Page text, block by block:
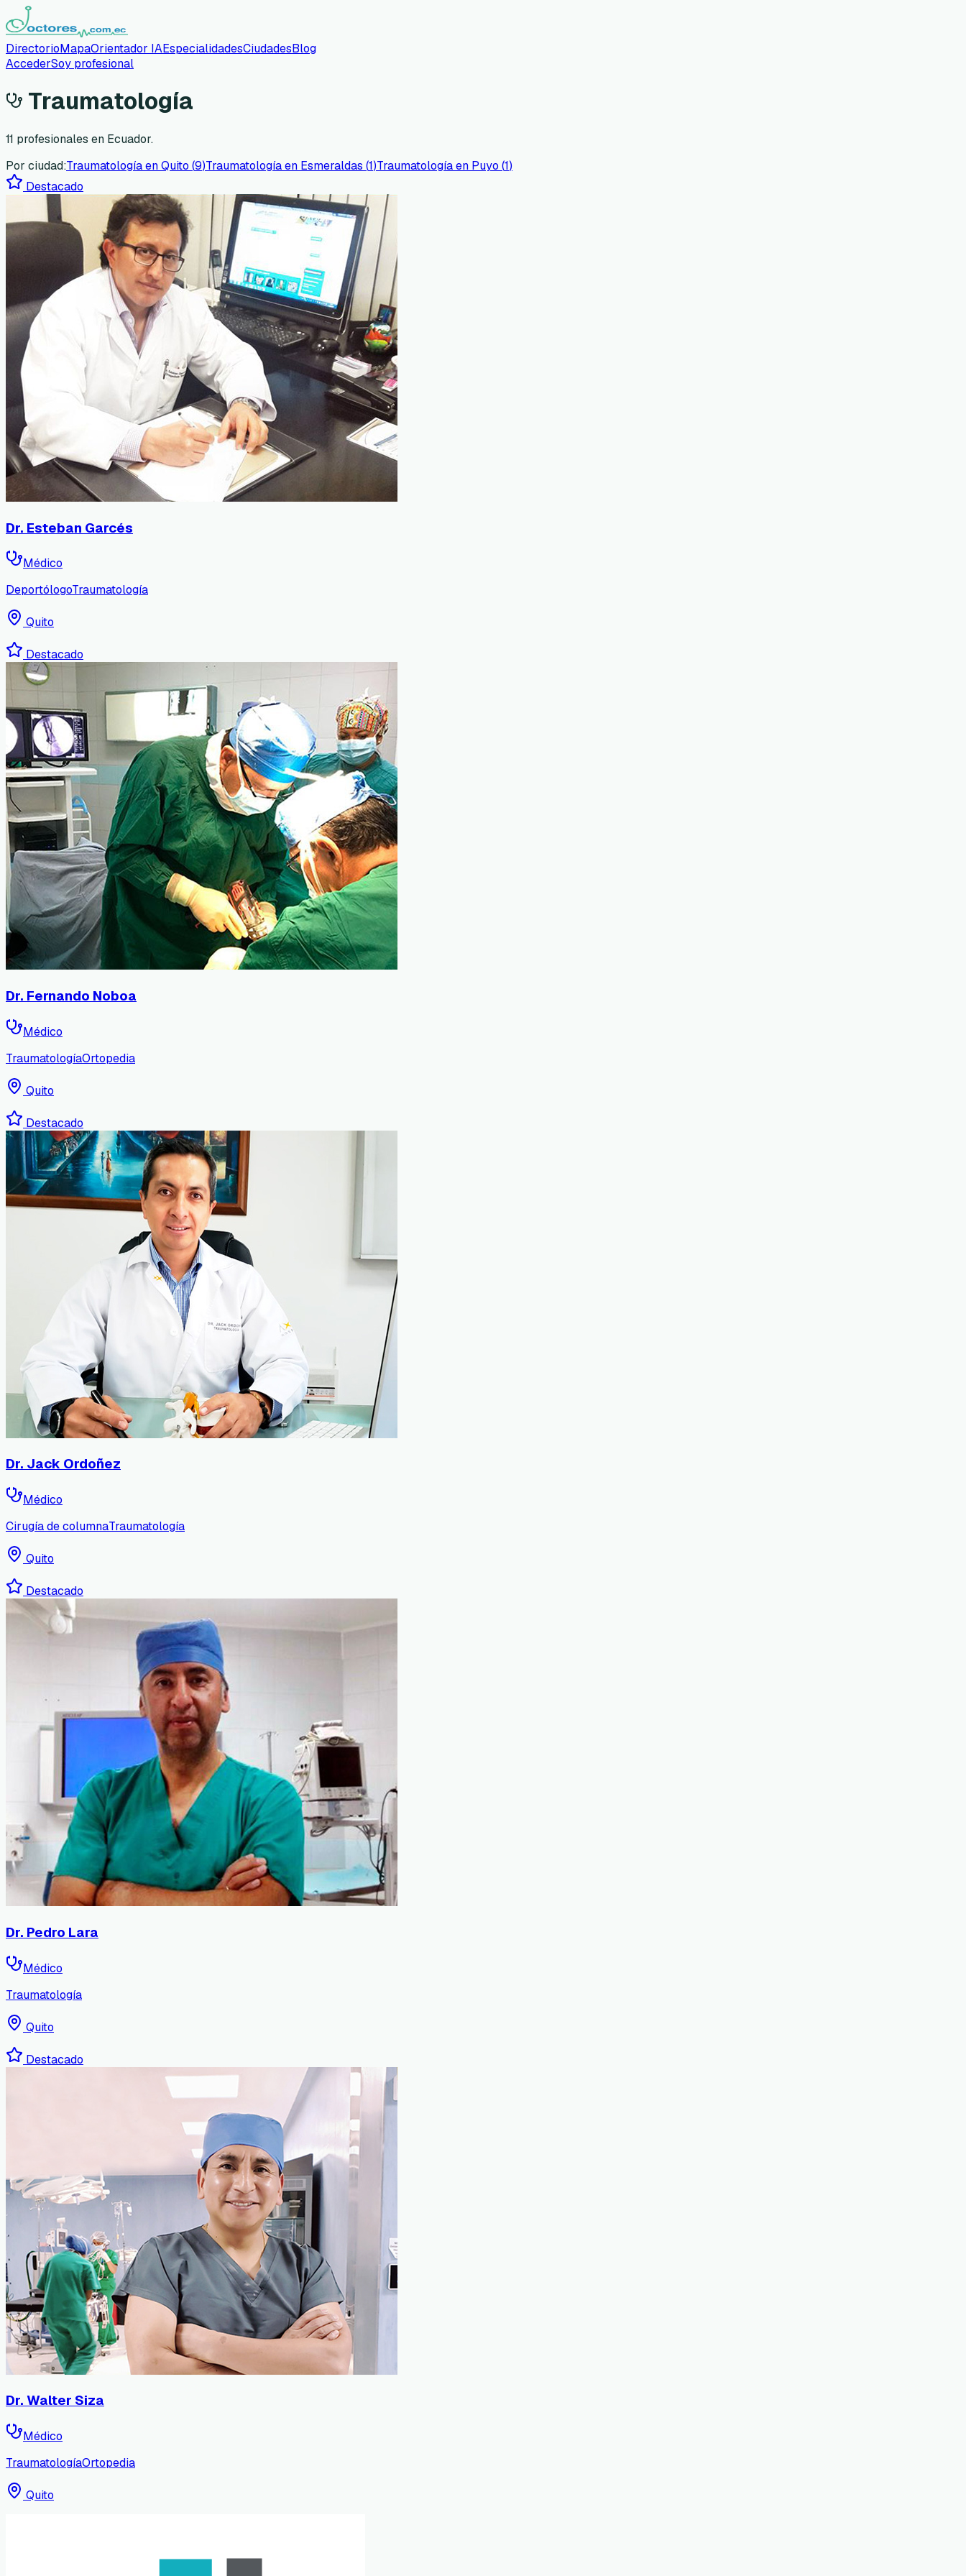
DirectorioMapaOrientador IAEspecialidadesCiudadesBlog
AccederSoy profesional
Traumatología
11 profesionales en Ecuador.
Por ciudad:TraumatologíaenQuito (9)Traumatologíaen Esmeraldas (1)Traumatologíaen Puyo (1)
Destacado
Dr. Esteban Garcés
Médico
DeportólogoTraumatología
Quito
Destacado
Dr. Fernando Noboa
Médico
TraumatologíaOrtopedia
Quito
Destacado
Dr. Jack Ordoñez
Médico
Cirugía de columnaTraumatología
Quito
Destacado
Dr. Pedro Lara
Médico
Traumatología
Quito
Destacado
Dr. Walter Siza
Médico
TraumatologíaOrtopedia
Quito